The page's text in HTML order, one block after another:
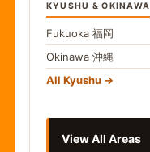
KYUSHU & OKINAWA
Fukuoka 福岡
Okinawa 沖縄
All Kyushu
View All Areas